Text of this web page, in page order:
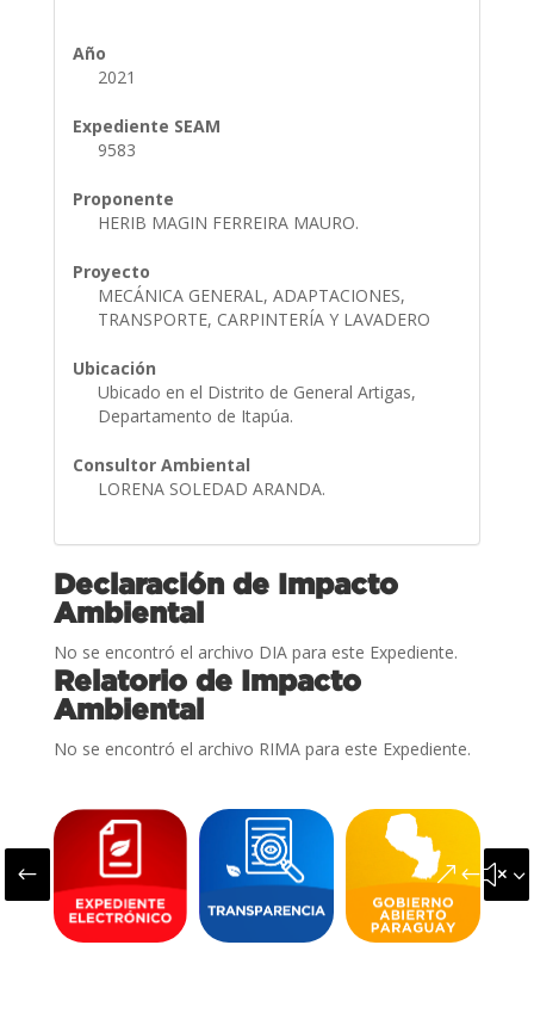
Año
2021
Expediente SEAM
9583
Proponente
HERIB MAGIN FERREIRA MAURO.
Proyecto
MECÁNICA GENERAL, ADAPTACIONES,
TRANSPORTE, CARPINTERÍA Y LAVADERO
Ubicación
Ubicado en el Distrito de General Artigas,
Departamento de Itapúa.
Consultor Ambiental
LORENA SOLEDAD ARANDA.
Declaración de Impacto
Ambiental
No se encontró el archivo DIA para este Expediente.
Relatorio de Impacto
Ambiental
No se encontró el archivo RIMA para este Expediente.
#